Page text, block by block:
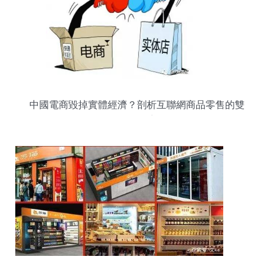
中國電商毀掉實體經濟？剖析互聯網商品零售的雙